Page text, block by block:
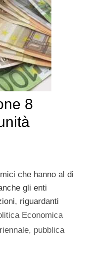
8
che hanno al di
gli enti
riguardanti
Economica
, pubblica